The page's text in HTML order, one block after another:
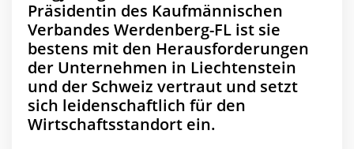
Präsidentin des Kaufmännischen
Verbandes Werdenberg-FL ist sie
bestens mit den Herausforderungen
der Unternehmen in Liechtenstein
und der Schweiz vertraut und setzt
sich leidenschaftlich für den
Wirtschaftsstandort ein.